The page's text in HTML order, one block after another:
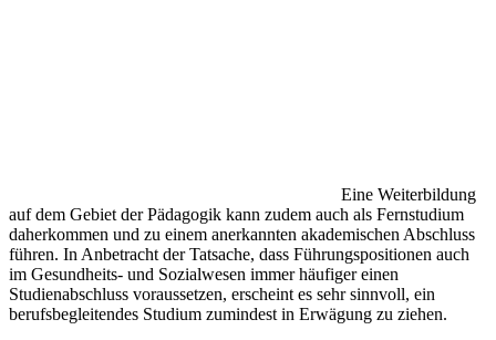
Eine Weiterbildung
auf dem Gebiet der Pädagogik kann zudem auch als Fernstudium
daherkommen und zu einem anerkannten akademischen Abschluss
führen. In Anbetracht der Tatsache, dass Führungspositionen auch
im Gesundheits- und Sozialwesen immer häufiger einen
Studienabschluss voraussetzen, erscheint es sehr sinnvoll, ein
berufsbegleitendes Studium zumindest in Erwägung zu ziehen.